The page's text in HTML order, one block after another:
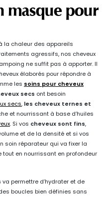
masque pour
la chaleur des appareils
agressifs, nos cheveux
ne suffit pas à apporter. Il
élaborés pour répondre à
les soins pour cheveux
secs ont besoin
secs, les cheveux ternes et
et nourrissant à base d’huiles
. Si vos cheveux sont fins,
et de la densité et si vos
soin réparateur qui va fixer la
en nourrissant en profondeur
va permettre d’hydrater et de
boucles bien définies sans